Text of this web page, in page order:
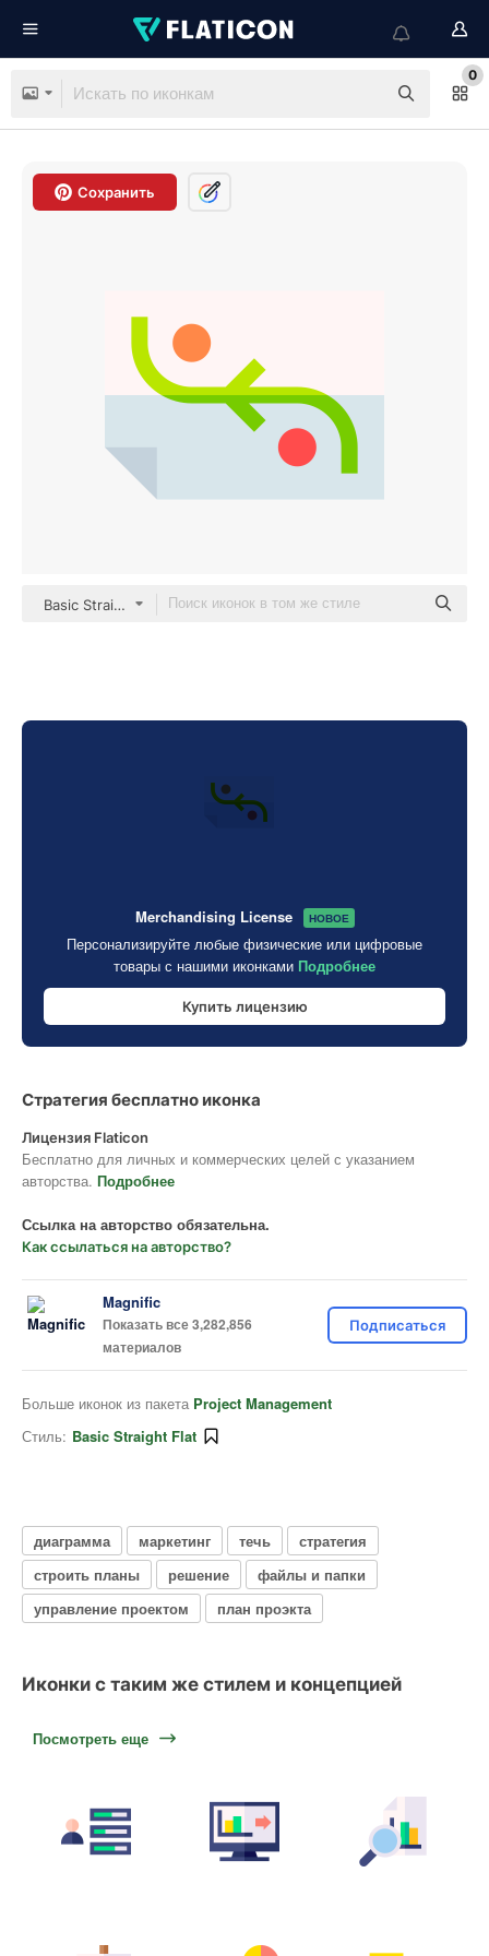
0
Сохранить
Basic Straight Flat
Merchandising License НОВОЕ
Персонализируйте любые физические или цифровые
товары с нашими иконками Подробнее
Купить лицензию
Стратегия бесплатно иконка
Лицензия Flaticon
Бесплатно для личных и коммерческих целей с указанием
авторства. Подробнее
Ссылка на авторство обязательна.
Как ссылаться на авторство?
Magnific
Показать все 3,282,856
материалов
Подписаться
Больше иконок из пакета Project Management
Стиль: Basic Straight Flat
диаграмма маркетинг течь
стратегия
строить планы
решение
файлы и папки
управление проектом
план проэкта
Иконки с таким же стилем и концепцией
Посмотреть еще